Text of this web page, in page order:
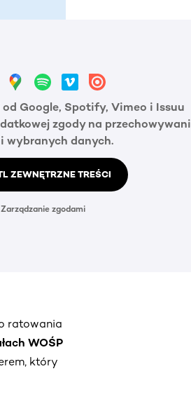
Google, Spotify, Vimeo i Issuu
zgody na
wybranych danych.
ZEWNĘTRZNE TREŚCI
Zarządzanie zgodami
ratowania
WOŚP
który